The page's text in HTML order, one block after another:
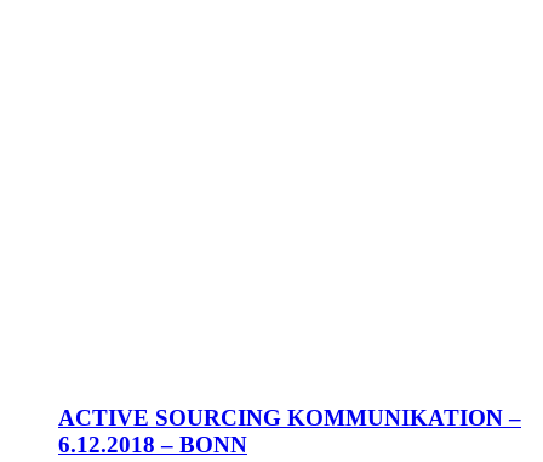
ACTIVE SOURCING KOMMUNIKATION –
6.12.2018 – BONN